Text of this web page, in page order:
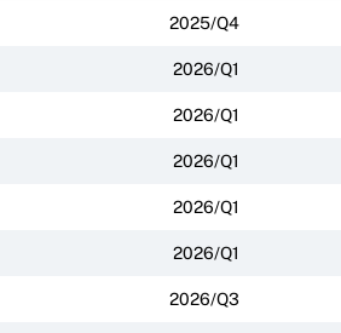
2025/Q4
2026/Q1
2026/Q1
2026/Q1
2026/Q1
2026/Q1
2026/Q3